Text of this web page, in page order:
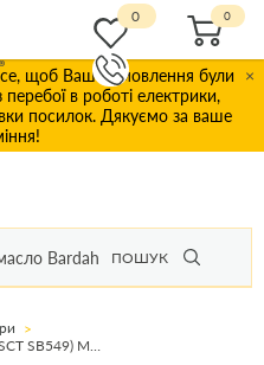
щоб Ваші замовлення були
в роботі електрики,
посилок. Дякуємо за ваше
×
ПОШУК
0